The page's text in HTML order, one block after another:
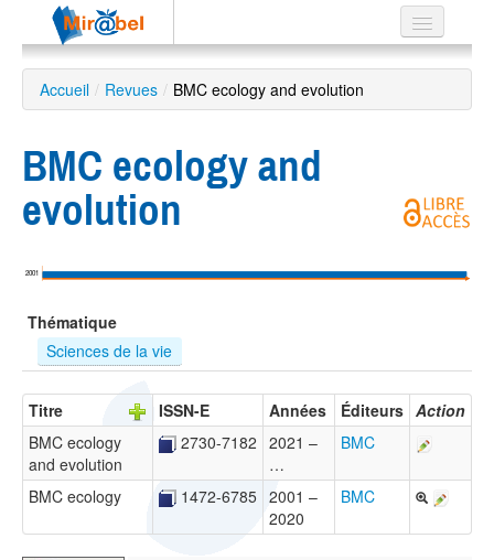
Le réseau
Soutien
Listes
Recherche
EN
ES
?
Accueil / Revues / BMC ecology and evolution
BMC ecology and
evolution
2001
Thématique
Sciences de la vie
Titre ISSN-E Années Éditeurs Action
BMC ecology
and evolution
2730-7182 2021 –
…
BMC
BMC ecology 1472-6785 2001 –
2020
BMC